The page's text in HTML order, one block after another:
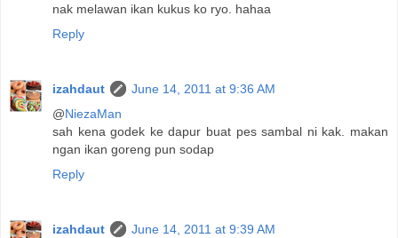
nak melawan ikan kukus ko ryo. hahaa
Reply
izahdaut
June 14, 2011 at 9:36 AM
@NiezaMan
sah kena godek ke dapur buat pes sambal ni kak. makan
ngan ikan goreng pun sodap
Reply
izahdaut
June 14, 2011 at 9:39 AM